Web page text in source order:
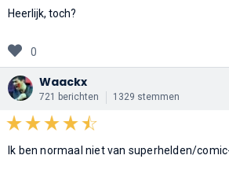
Heerlijk, toch?
0
Waackx
721 berichten 1329 stemmen
Ik ben normaal niet van superhelden/